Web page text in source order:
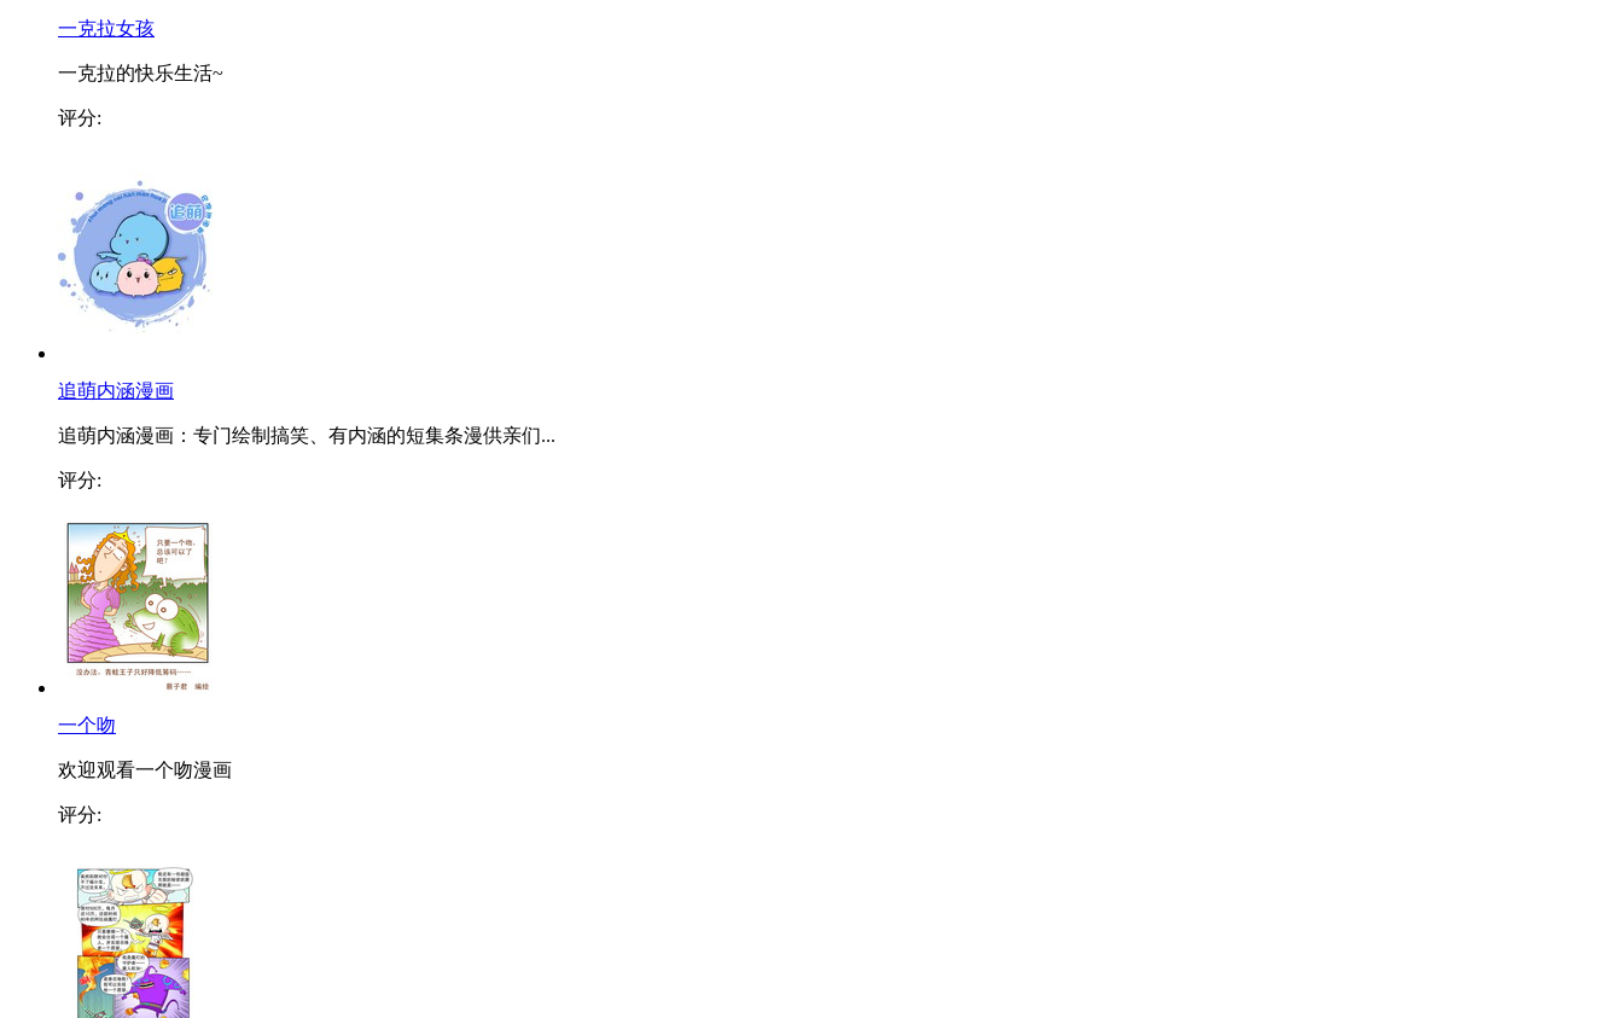
一克拉女孩
一克拉的快乐生活~
评分:
追萌内涵漫画
追萌内涵漫画：专门绘制搞笑、有内涵的短集条漫供亲们...
评分:
一个吻
欢迎观看一个吻漫画
评分: